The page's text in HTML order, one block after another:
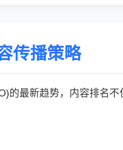
传播策略
的最新趋势，内容排名